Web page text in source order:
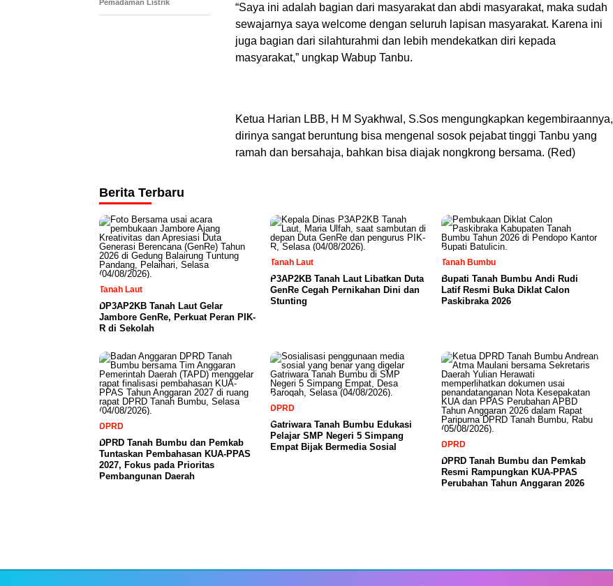
“Saya ini adalah bagian dari masyarakat dan abdi masyarakat, maka sudah
sewajarnya saya welcome dengan seluruh lapisan masyarakat. Karena ini
juga bagian dari silahturahmi dan lebih mendekatkan diri kepada
masyarakat,” ungkap Wabup Tanbu.
Ketua Harian LBB, H M Syakhwal, S.Sos mengungkapkan kegembiraannya,
dirinya sangat beruntung bisa mengenal sosok pejabat tinggi Tanbu yang
ramah dan bersahaja, bahkan bisa diajak nongkrong bersama. (Red)
Pemadaman Listrik
Berita Terbaru
Tanah Laut
DP3AP2KB Tanah Laut Gelar
Jambore GenRe, Perkuat Peran PIK-
R di Sekolah
Tanah Laut
P3AP2KB Tanah Laut Libatkan Duta
GenRe Cegah Pernikahan Dini dan
Stunting
Tanah Bumbu
Bupati Tanah Bumbu Andi Rudi
Latif Resmi Buka Diklat Calon
Paskibraka 2026
DPRD
DPRD Tanah Bumbu dan Pemkab
Tuntaskan Pembahasan KUA-PPAS
2027, Fokus pada Prioritas
Pembangunan Daerah
DPRD
Gatriwara Tanah Bumbu Edukasi
Pelajar SMP Negeri 5 Simpang
Empat Bijak Bermedia Sosial
DPRD
DPRD Tanah Bumbu dan Pemkab
Resmi Rampungkan KUA-PPAS
Perubahan Tahun Anggaran 2026